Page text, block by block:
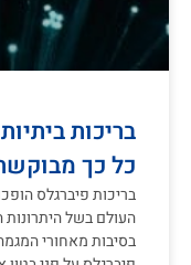
בריכות
כל כך
בריכות פיברגלס
העולם בשל
בסיבות מאחורי